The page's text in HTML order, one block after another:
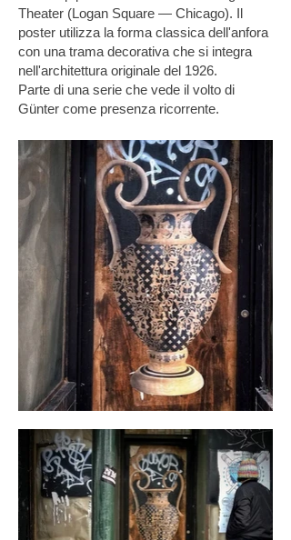
Theater (Logan Square — Chicago). Il
poster utilizza la forma classica dell'anfora
con una trama decorativa che si integra
nell'architettura originale del 1926.
Parte di una serie che vede il volto di
Günter come presenza ricorrente.